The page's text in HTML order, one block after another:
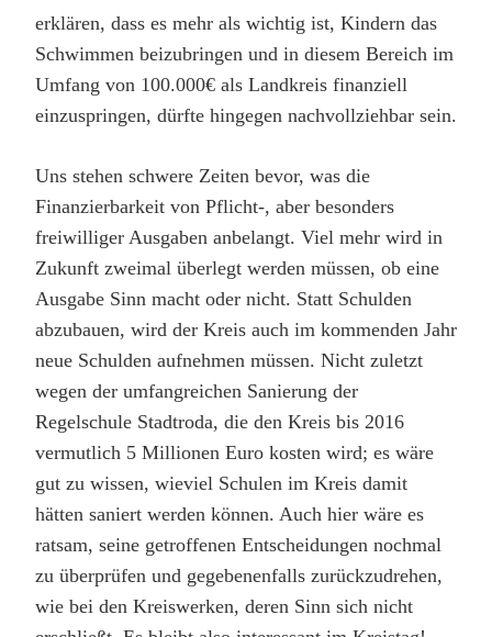
erklären, dass es mehr als wichtig ist, Kindern das
Schwimmen beizubringen und in diesem Bereich im
Umfang von 100.000€ als Landkreis finanziell
einzuspringen, dürfte hingegen nachvollziehbar sein.
Uns stehen schwere Zeiten bevor, was die
Finanzierbarkeit von Pflicht-, aber besonders
freiwilliger Ausgaben anbelangt. Viel mehr wird in
Zukunft zweimal überlegt werden müssen, ob eine
Ausgabe Sinn macht oder nicht. Statt Schulden
abzubauen, wird der Kreis auch im kommenden Jahr
neue Schulden aufnehmen müssen. Nicht zuletzt
wegen der umfangreichen Sanierung der
Regelschule Stadtroda, die den Kreis bis 2016
vermutlich 5 Millionen Euro kosten wird; es wäre
gut zu wissen, wieviel Schulen im Kreis damit
hätten saniert werden können. Auch hier wäre es
ratsam, seine getroffenen Entscheidungen nochmal
zu überprüfen und gegebenenfalls zurückzudrehen,
wie bei den Kreiswerken, deren Sinn sich nicht